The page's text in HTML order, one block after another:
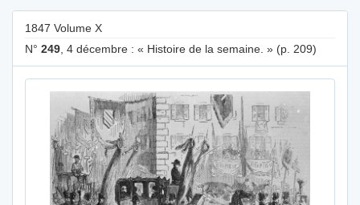
1847 Volume X
N° 249 , 4 décembre : « Histoire de la semaine. » (p. 209)